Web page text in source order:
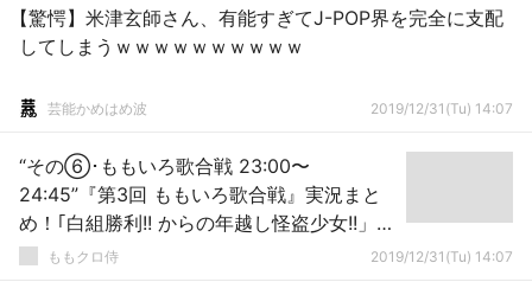
【驚愕】米津玄師さん、有能すぎてJ-POP界を完全に支配
してしまうｗｗｗｗｗｗｗｗｗｗ
芸能かめはめ波 2019/12/31(Tu) 14:07
“その⑥･ももいろ歌合戦 23:00〜
24:45”『第3回 ももいろ歌合戦』実況まと
め！｢白組勝利!! からの年越し怪盗少女!!」
｢2020年もヨロシクね〜!!」
ももクロ侍 2019/12/31(Tu) 14:07